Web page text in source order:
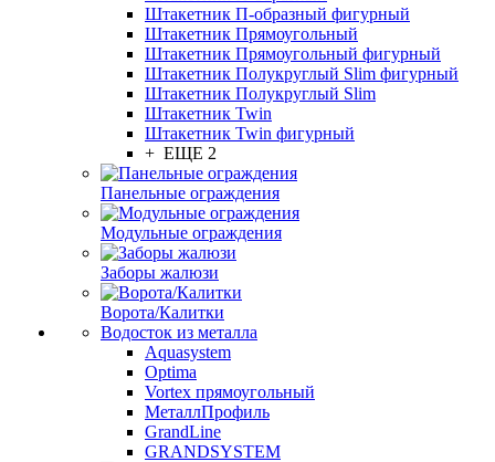
Штакетник П-образный фигурный
Штакетник Прямоугольный
Штакетник Прямоугольный фигурный
Штакетник Полукруглый Slim фигурный
Штакетник Полукруглый Slim
Штакетник Twin
Штакетник Twin фигурный
+ ЕЩЕ 2
Панельные ограждения
Модульные ограждения
Заборы жалюзи
Ворота/Калитки
Водосток из металла
Aquasystem
Optima
Vortex прямоугольный
МеталлПрофиль
GrandLine
GRANDSYSTEM